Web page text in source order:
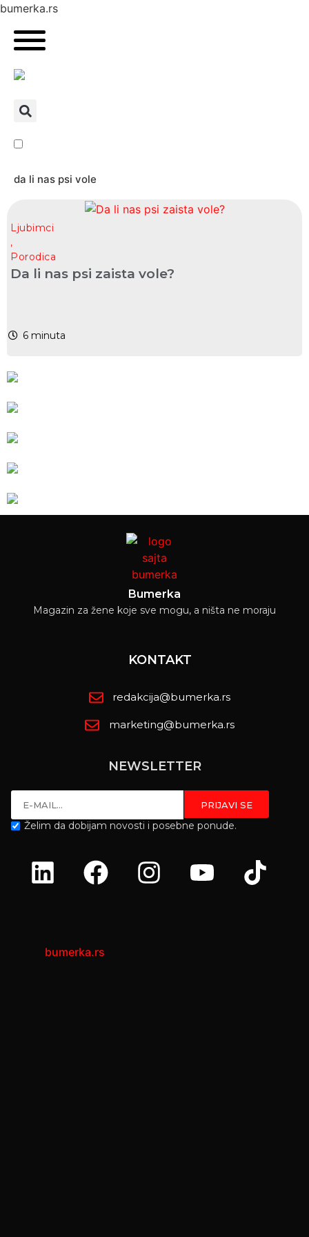
bumerka.rs
da li nas psi vole
Ljubimci
,
Porodica
Da li nas psi zaista vole?
6 minuta
Bumerka
Magazin za žene koje sve mogu, a ništa ne moraju
KONTAKT
redakcija@bumerka.rs
marketing@bumerka.rs
NEWSLETTER
Želim da dobijam novosti i posebne ponude.
bumerka.rs